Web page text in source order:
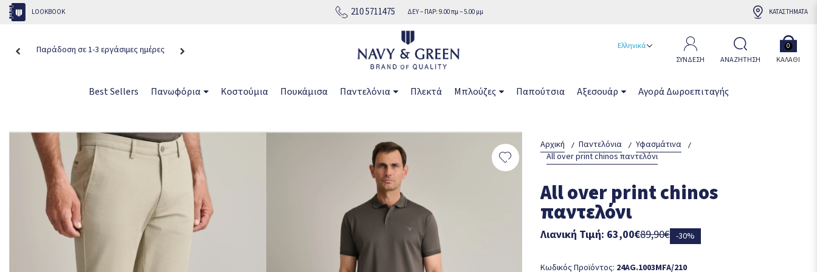
LOOKBOOK 210 5711475 ΔΕΥ − ΠΑΡ: 9.00 πμ − 5.00 μμ ΚΑΤΑΣΤΗΜΑΤΑ
Παράδοση σε 1-3 εργάσιμες ημέρες
Ελληνικά
ΣΥΝΔΕΣΗ
ΑΝΑΖΗΤΗΣΗ ΚΑΛΆΘΙ
0
Best Sellers Πανωφόρια Κοστούμια Πουκάμισα Παντελόνια Πλεκτά Μπλούζες Παπούτσια Αξεσουάρ Αγορά Δωροεπιταγής
Αρχική Παντελόνια
Υφασμάτινα
All over print chinos παντελόνι
All over print chinos
παντελόνι
89,90€
Λιανική Τιμή: 63,00€ -30%
Κωδικός Προϊόντος: 24AG.1003MFA/210